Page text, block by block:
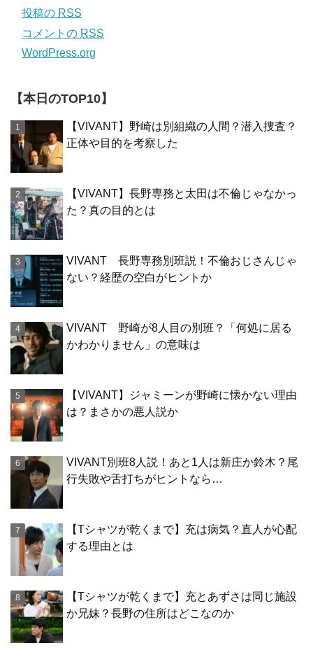
投稿の RSS
コメントの RSS
WordPress.org
【本日のTOP10】
【VIVANT】野崎は別組織の人間？潜入捜査？
正体や目的を考察した
【VIVANT】長野専務と太田は不倫じゃなかっ
た？真の目的とは
VIVANT 長野専務別班説！不倫おじさんじゃ
ない？経歴の空白がヒントか
VIVANT 野崎が8人目の別班？「何処に居る
かわかりません」の意味は
【VIVANT】ジャミーンが野崎に懐かない理由
は？まさかの悪人説か
VIVANT別班8人説！あと1人は新庄か鈴木？尾
行失敗や舌打ちがヒントなら…
【Tシャツが乾くまで】充は病気？直人が心配
する理由とは
【Tシャツが乾くまで】充とあずさは同じ施設
か兄妹？長野の住所はどこなのか